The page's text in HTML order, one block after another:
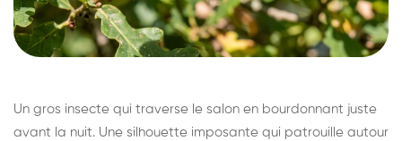
Un gros insecte qui traverse le salon en bourdonnant juste
avant la nuit. Une silhouette imposante qui patrouille autour